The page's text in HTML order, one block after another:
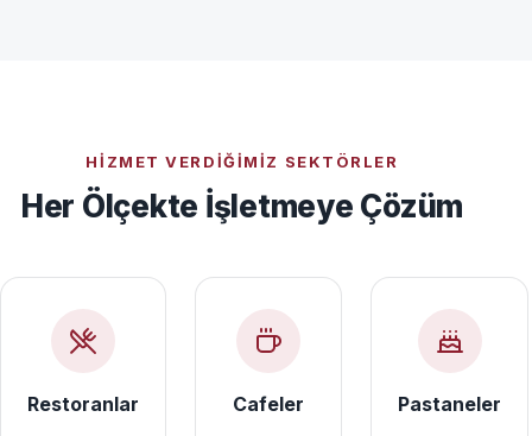
HIZMET VERDIĞIMIZ SEKTÖRLER
Her Ölçekte İşletmeye Çözüm
Restoranlar Cafeler Pastaneler